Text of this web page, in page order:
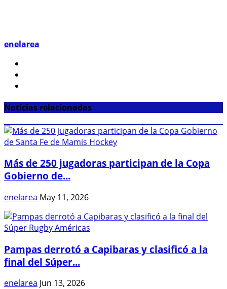
enelarea
Noticias relacionadas
Más de 250 jugadoras participan de la Copa
Gobierno de...
enelarea May 11, 2026
Pampas derrotó a Capibaras y clasificó a la
final del Súper...
enelarea Jun 13, 2026